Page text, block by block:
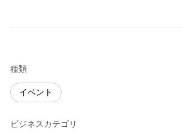
種類
イベント
ビジネスカテゴリ